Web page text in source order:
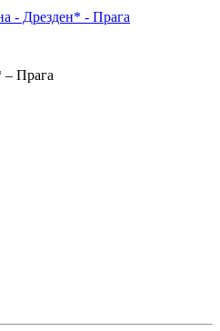
- Дрезден* - Прага
– Прага